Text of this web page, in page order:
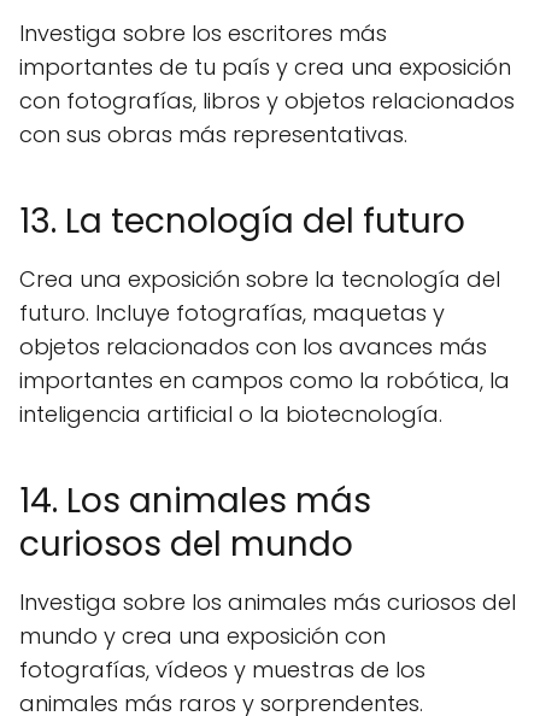
Investiga sobre los escritores más
importantes de tu país y crea una exposición
con fotografías, libros y objetos relacionados
con sus obras más representativas.
13. La tecnología del futuro
Crea una exposición sobre la tecnología del
futuro. Incluye fotografías, maquetas y
objetos relacionados con los avances más
importantes en campos como la robótica, la
inteligencia artificial o la biotecnología.
14. Los animales más
curiosos del mundo
Investiga sobre los animales más curiosos del
mundo y crea una exposición con
fotografías, vídeos y muestras de los
animales más raros y sorprendentes.